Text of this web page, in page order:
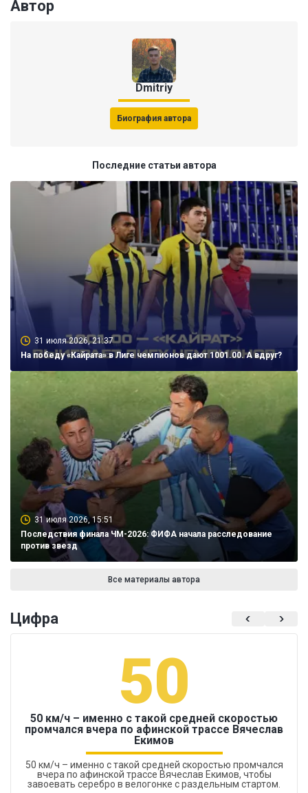
Автор
Dmitriy
Биография автора
Последние статьи автора
31 июля 2026, 21:37
На победу «Кайрата» в Лиге чемпионов дают 1001.00. А вдруг?
31 июля 2026, 15:51
Последствия финала ЧМ-2026: ФИФА начала расследование
против звезд
Все материалы автора
Цифра
50
50 км/ч – именно с такой средней скоростью
промчался вчера по афинской трассе Вячеслав
Екимов
50 км/ч – именно с такой средней скоростью промчался
вчера по афинской трассе Вячеслав Екимов, чтобы
завоевать серебро в велогонке с раздельным стартом.